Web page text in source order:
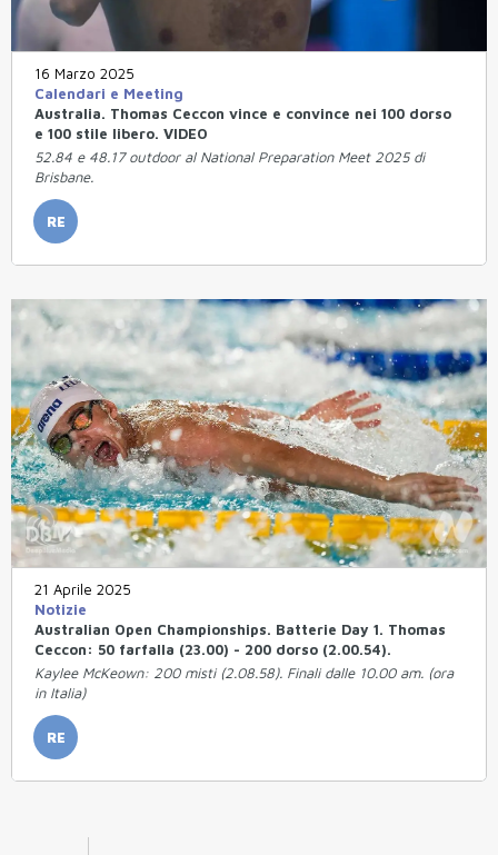
16 Marzo 2025
Calendari e Meeting
Australia. Thomas Ceccon vince e convince nei 100 dorso
e 100 stile libero. VIDEO
52.84 e 48.17 outdoor al National Preparation Meet 2025 di
Brisbane.
RE
21 Aprile 2025
Notizie
Australian Open Championships. Batterie Day 1. Thomas
Ceccon: 50 farfalla (23.00) - 200 dorso (2.00.54).
Kaylee McKeown: 200 misti (2.08.58). Finali dalle 10.00 am. (ora
in Italia)
RE